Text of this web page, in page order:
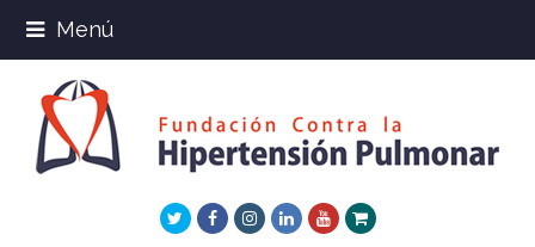
Menú
TwitterFacebookInstagram
LinkedInYoutube
Xing